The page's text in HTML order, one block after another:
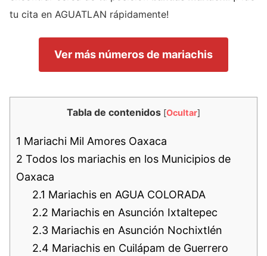
tu cita en AGUATLAN rápidamente!
Ver más números de mariachis
Tabla de contenidos [Ocultar]
1 Mariachi Mil Amores Oaxaca
2 Todos los mariachis en los Municipios de
Oaxaca
2.1 Mariachis en AGUA COLORADA
2.2 Mariachis en Asunción Ixtaltepec
2.3 Mariachis en Asunción Nochixtlén
2.4 Mariachis en Cuilápam de Guerrero